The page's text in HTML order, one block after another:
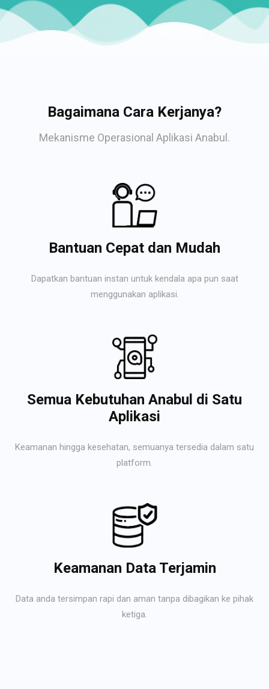
Bagaimana Cara Kerjanya?
Mekanisme Operasional Aplikasi Anabul.
Bantuan Cepat dan Mudah
Dapatkan bantuan instan untuk kendala apa pun saat
menggunakan aplikasi.
Semua Kebutuhan Anabul di Satu
Aplikasi
Keamanan hingga kesehatan, semuanya tersedia dalam satu
platform.
Keamanan Data Terjamin
Data anda tersimpan rapi dan aman tanpa dibagikan ke pihak
ketiga.